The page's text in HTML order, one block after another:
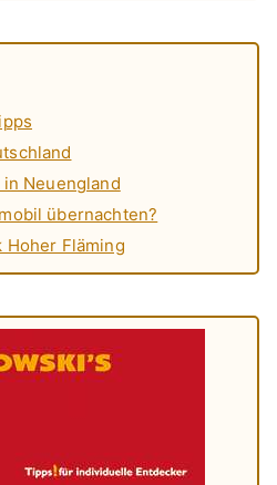
Neuengland
übernachten?
Hoher Fläming